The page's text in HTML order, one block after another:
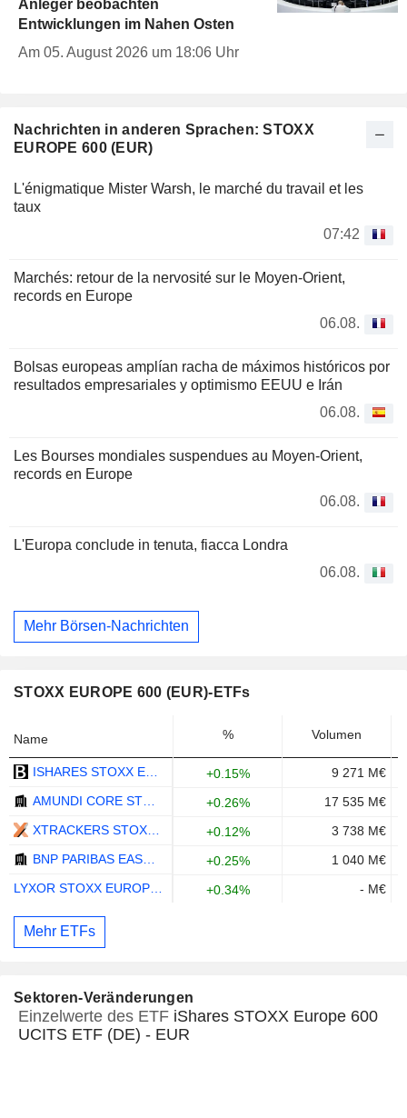
Nachrichten in anderen Sprachen: STOXX
EUROPE 600 (EUR)
L'énigmatique Mister Warsh, le marché du travail et les
taux
07:42
Marchés: retour de la nervosité sur le Moyen-Orient,
records en Europe
06.08.
Bolsas europeas amplían racha de máximos históricos por
resultados empresariales y optimismo EEUU e Irán
06.08.
Les Bourses mondiales suspendues au Moyen-Orient,
records en Europe
06.08.
L'Europa conclude in tenuta, fiacca Londra
06.08.
Mehr Börsen-Nachrichten
STOXX EUROPE 600 (EUR)-ETFs
Name % Volumen
+0.15%
9 271 M€
+0.26%
17 535 M€
+0.12%
3 738 M€
+0.25%
1 040 M€
+0.34% - M€
Mehr ETFs
Anleger beobachten
Entwicklungen im Nahen Osten
Am 05. August 2026 um 18:06 Uhr
Sektoren-Veränderungen
Einzelwerte des ETF iShares STOXX Europe 600
UCITS ETF (DE) - EUR